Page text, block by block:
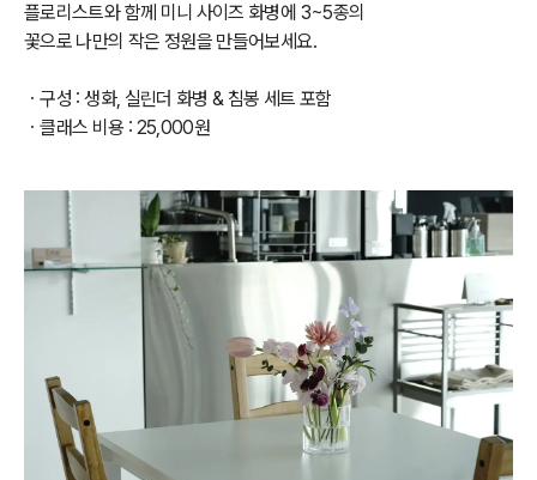
플로리스트와 함께 미니 사이즈 화병에 3~5종의
꽃으로 나만의 작은 정원을 만들어보세요.
ㆍ구성 : 생화, 실린더 화병 & 침봉 세트 포함
ㆍ클래스 비용 : 25,000원